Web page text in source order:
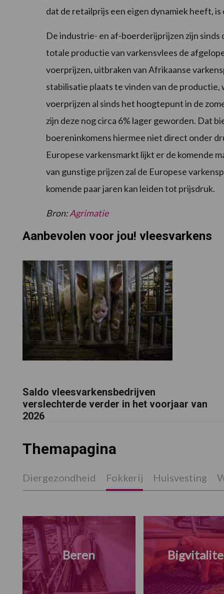
dat de retailprijs een eigen dynamiek heeft, is
De industrie- en af-boerderijprijzen zijn sinds
totale productie van varkensvlees de
voerprijzen, uitbraken van Afrikaanse
stabilisatie plaats te vinden van de
voerprijzen al sinds het hoogtepunt in de
zijn deze nog circa 6% lager geworden. Dat
boereninkomens hiermee niet direct onder
Europese varkensmarkt lijkt er de komende
van gunstige prijzen zal de Europese
komende paar jaren kan leiden tot prijsdruk.
Bron:Agrimatie
Aanbevolen voor jou! vleesvarkens
Saldo vleesvarkensbedrijven
verslechterde verder in het voorjaar van
2026
Themapagina
Diergezondheid Fokkerij Huisvesting
Beren